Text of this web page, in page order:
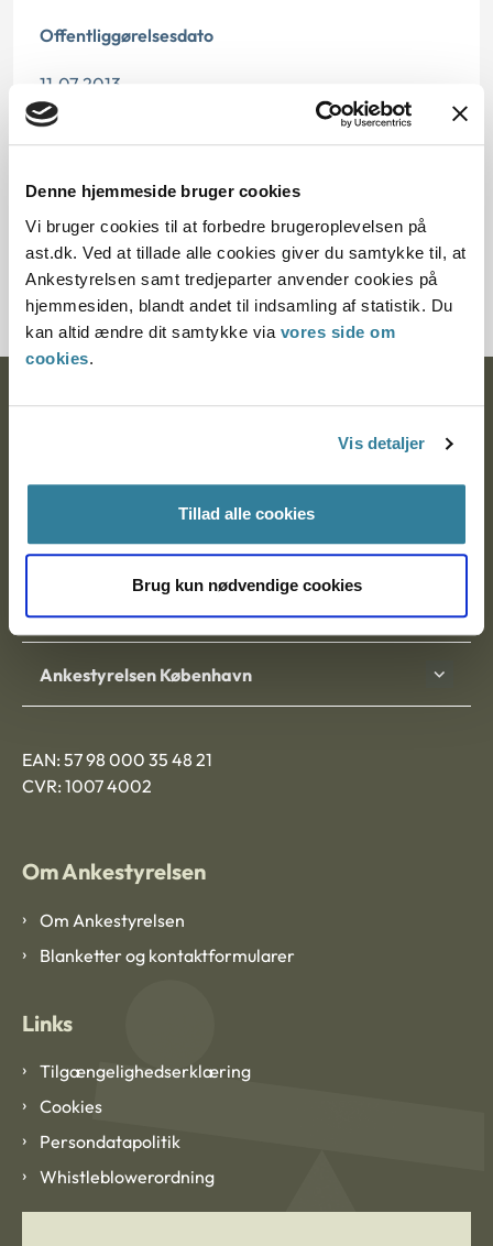
Denne hjemmeside bruger cookies
Vi bruger cookies til at forbedre brugeroplevelsen på
ast.dk. Ved at tillade alle cookies giver du samtykke til, at
Ankestyrelsen samt tredjeparter anvender cookies på
hjemmesiden, blandt andet til indsamling af statistik. Du
kan altid ændre dit samtykke via vores side om
cookies.
Vis detaljer
Tillad alle cookies
Brug kun nødvendige cookies
Offentliggørelsesdato
11.07.2013
Paragraf
§ 7 § 33 § 18 § 19
Journalnummer
601495-00
Ankestyrelsen
Ankestyrelsen Aalborg
Ankestyrelsen København
EAN: 57 98 000 35 48 21
CVR: 1007 4002
Om Ankestyrelsen
Om Ankestyrelsen
Blanketter og kontaktformularer
Links
Tilgængelighedserklæring
Cookies
Persondatapolitik
Whistleblowerordning